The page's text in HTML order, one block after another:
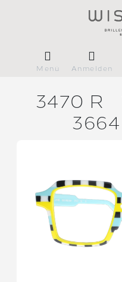
Menü Anmelden
3470 R
3664